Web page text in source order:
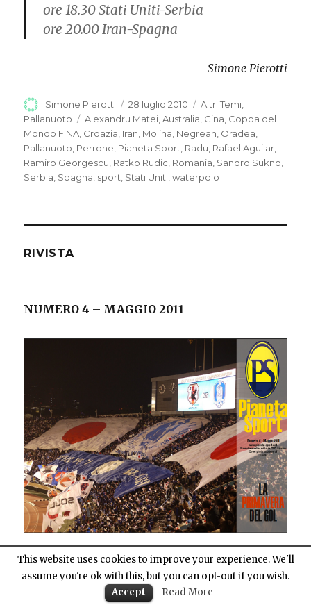
ore 18.30 Stati Uniti-Serbia
ore 20.00 Iran-Spagna
Simone Pierotti
Autore
Simone Pierotti
Pubblicato
il
28 luglio 2010 Categorie
Altri Temi,
Pallanuoto
Tag
Alexandru Matei,Australia, Cina, Coppa del
Mondo FINA, Croazia, Iran, Molina, Negrean, Oradea,
Pallanuoto, Perrone, Pianeta Sport, Radu, Rafael Aguilar,
Ramiro Georgescu, Ratko Rudic, Romania, Sandro Sukno,
Serbia, Spagna, sport, Stati Uniti,waterpolo
RIVISTA
NUMERO 4 – MAGGIO 2011
This website uses cookies to improve your experience. We'll
assume you're ok with this, but you can opt-out if you wish.
Accept
Read More